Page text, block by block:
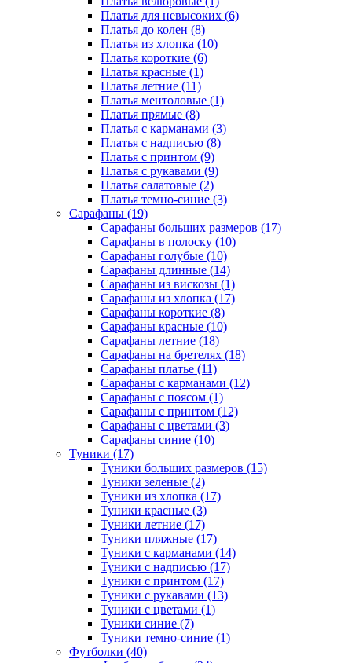
Платья для невысоких (6)
Платья до колен (8)
Платья из хлопка (10)
Платья короткие (6)
Платья красные (1)
Платья летние (11)
Платья ментоловые (1)
Платья прямые (8)
Платья с карманами (3)
Платья с надписью (8)
Платья с принтом (9)
Платья с рукавами (9)
Платья салатовые (2)
Платья темно-синие (3)
Сарафаны (19)
Сарафаны больших размеров (17)
Сарафаны в полоску (10)
Сарафаны голубые (10)
Сарафаны длинные (14)
Сарафаны из вискозы (1)
Сарафаны из хлопка (17)
Сарафаны короткие (8)
Сарафаны красные (10)
Сарафаны летние (18)
Сарафаны на бретелях (18)
Сарафаны платье (11)
Сарафаны с карманами (12)
Сарафаны с поясом (1)
Сарафаны с принтом (12)
Сарафаны с цветами (3)
Сарафаны синие (10)
Туники (17)
Туники больших размеров (15)
Туники зеленые (2)
Туники из хлопка (17)
Туники красные (3)
Туники летние (17)
Туники пляжные (17)
Туники с карманами (14)
Туники с надписью (17)
Туники с принтом (17)
Туники с рукавами (13)
Туники с цветами (1)
Туники синие (7)
Туники темно-синие (1)
Футболки (40)